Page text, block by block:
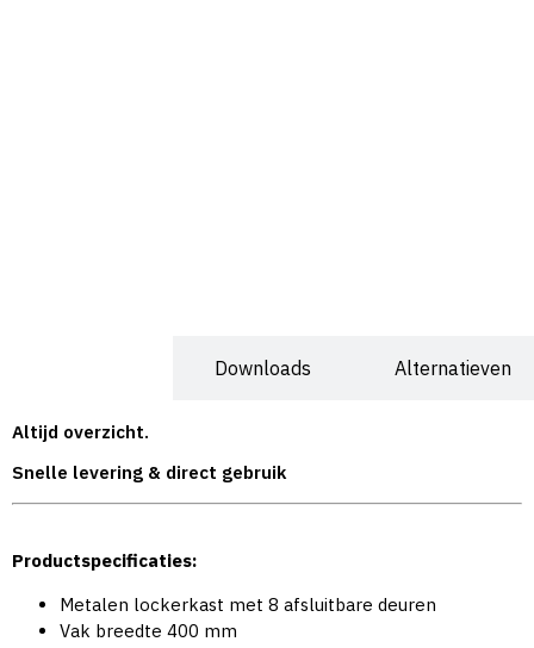
Downloads Alternatieven
Altijd overzicht.
Snelle levering & direct gebruik
Productspecificaties:
Metalen lockerkast met 8 afsluitbare deuren
Vak breedte 400 mm